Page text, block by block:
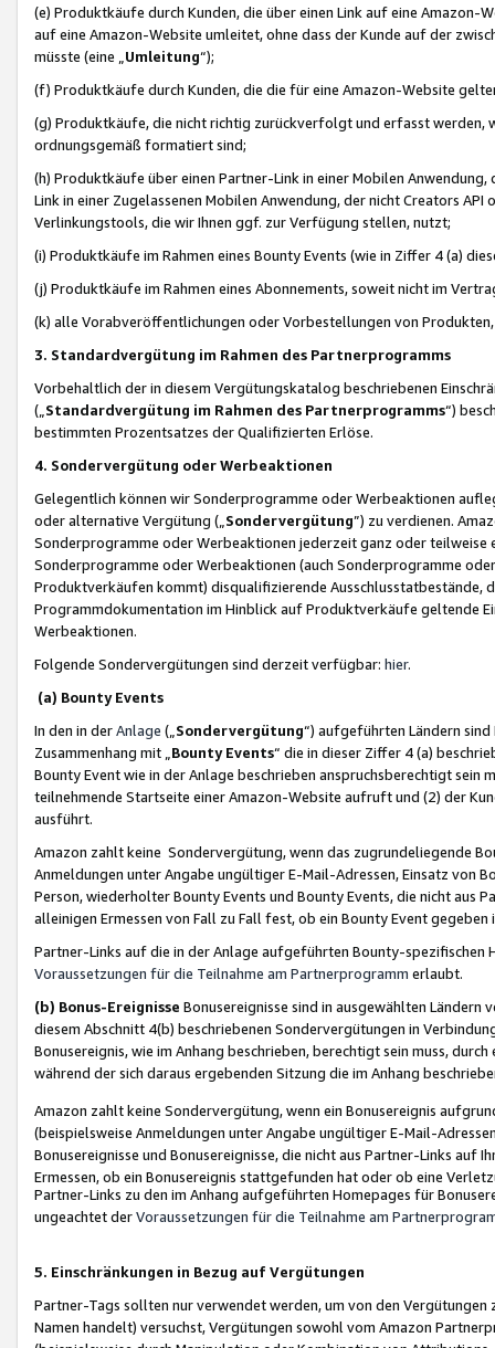
(e) Produktkäufe durch Kunden, die über einen Link auf eine
auf eine Amazon-Website umleitet, ohne dass der Kunde auf der
müsste (eine „ Umleitung“);
(f) Produktkäufe durch Kunden, die die für eine Amazon-Website
(g) Produktkäufe, die nicht richtig zurückverfolgt und erfasst werden,
ordnungsgemäß formatiert sind;
(h) Produktkäufe über einen Partner-Link in einer Mobilen
Link in einer Zugelassenen Mobilen Anwendung, der nicht Creators
Verlinkungstools, die wir Ihnen ggf. zur Verfügung stellen, nutzt;
(i) Produktkäufe im Rahmen eines Bounty Events (wie in Ziffer 4 (a)
(j) Produktkäufe im Rahmen eines Abonnements, soweit nicht im
(k) alle Vorabveröffentlichungen oder Vorbestellungen von
3. Standardvergütung im Rahmen des Partnerprogramms
Vorbehaltlich der in diesem Vergütungskatalog beschriebenen
(„ Standardvergütung im Rahmen des Partnerprogramms“)
bestimmten Prozentsatzes der Qualifizierten Erlöse.
4. Sondervergütung oder Werbeaktionen
Gelegentlich können wir Sonderprogramme oder Werbeaktionen
oder alternative Vergütung („ Sondervergütung”) zu verdienen.
Sonderprogramme oder Werbeaktionen jederzeit ganz oder
Sonderprogramme oder Werbeaktionen (auch Sonderprogramme
Produktverkäufen kommt) disqualifizierende Ausschlusstatbestände,
Programmdokumentation im Hinblick auf Produktverkäufe geltende
Werbeaktionen.
Folgende Sondervergütungen sind derzeit verfügbar: hier.
(a) Bounty Events
In den in derAnlage („ Sondervergütung“) aufgeführten Ländern
Zusammenhang mit „ Bounty Events“ die in dieser Ziffer 4 (a)
Bounty Event wie in der Anlage beschrieben anspruchsberechtigt sein
teilnehmende Startseite einer Amazon-Website aufruft und (2) der
ausführt.
Amazon zahlt keine Sondervergütung, wenn das zugrundeliegende
Anmeldungen unter Angabe ungültiger E-Mail-Adressen, Einsatz von
Person, wiederholter Bounty Events und Bounty Events, die nicht
alleinigen Ermessen von Fall zu Fall fest, ob ein Bounty Event
Partner-Links auf die in der Anlage aufgeführten Bounty-spezifischen
Voraussetzungen für die Teilnahme am Partnerprogramm erlaubt.
(b) Bonus-Ereignisse Bonusereignisse sind in ausgewählten Ländern
diesem Abschnitt 4(b) beschriebenen Sondervergütungen in
Bonusereignis, wie im Anhang beschrieben, berechtigt sein muss,
während der sich daraus ergebenden Sitzung die im Anhang
Amazon zahlt keine Sondervergütung, wenn ein Bonusereignis
(beispielsweise Anmeldungen unter Angabe ungültiger E-Mail-
Bonusereignisse und Bonusereignisse, die nicht aus Partner-Links auf
Ermessen, ob ein Bonusereignis stattgefunden hat oder ob eine
Partner-Links zu den im Anhang aufgeführten Homepages für
ungeachtet derVoraussetzungen für die Teilnahme am
5. Einschränkungen in Bezug auf Vergütungen
Partner-Tags sollten nur verwendet werden, um von den
Namen handelt) versuchst, Vergütungen sowohl vom Amazon